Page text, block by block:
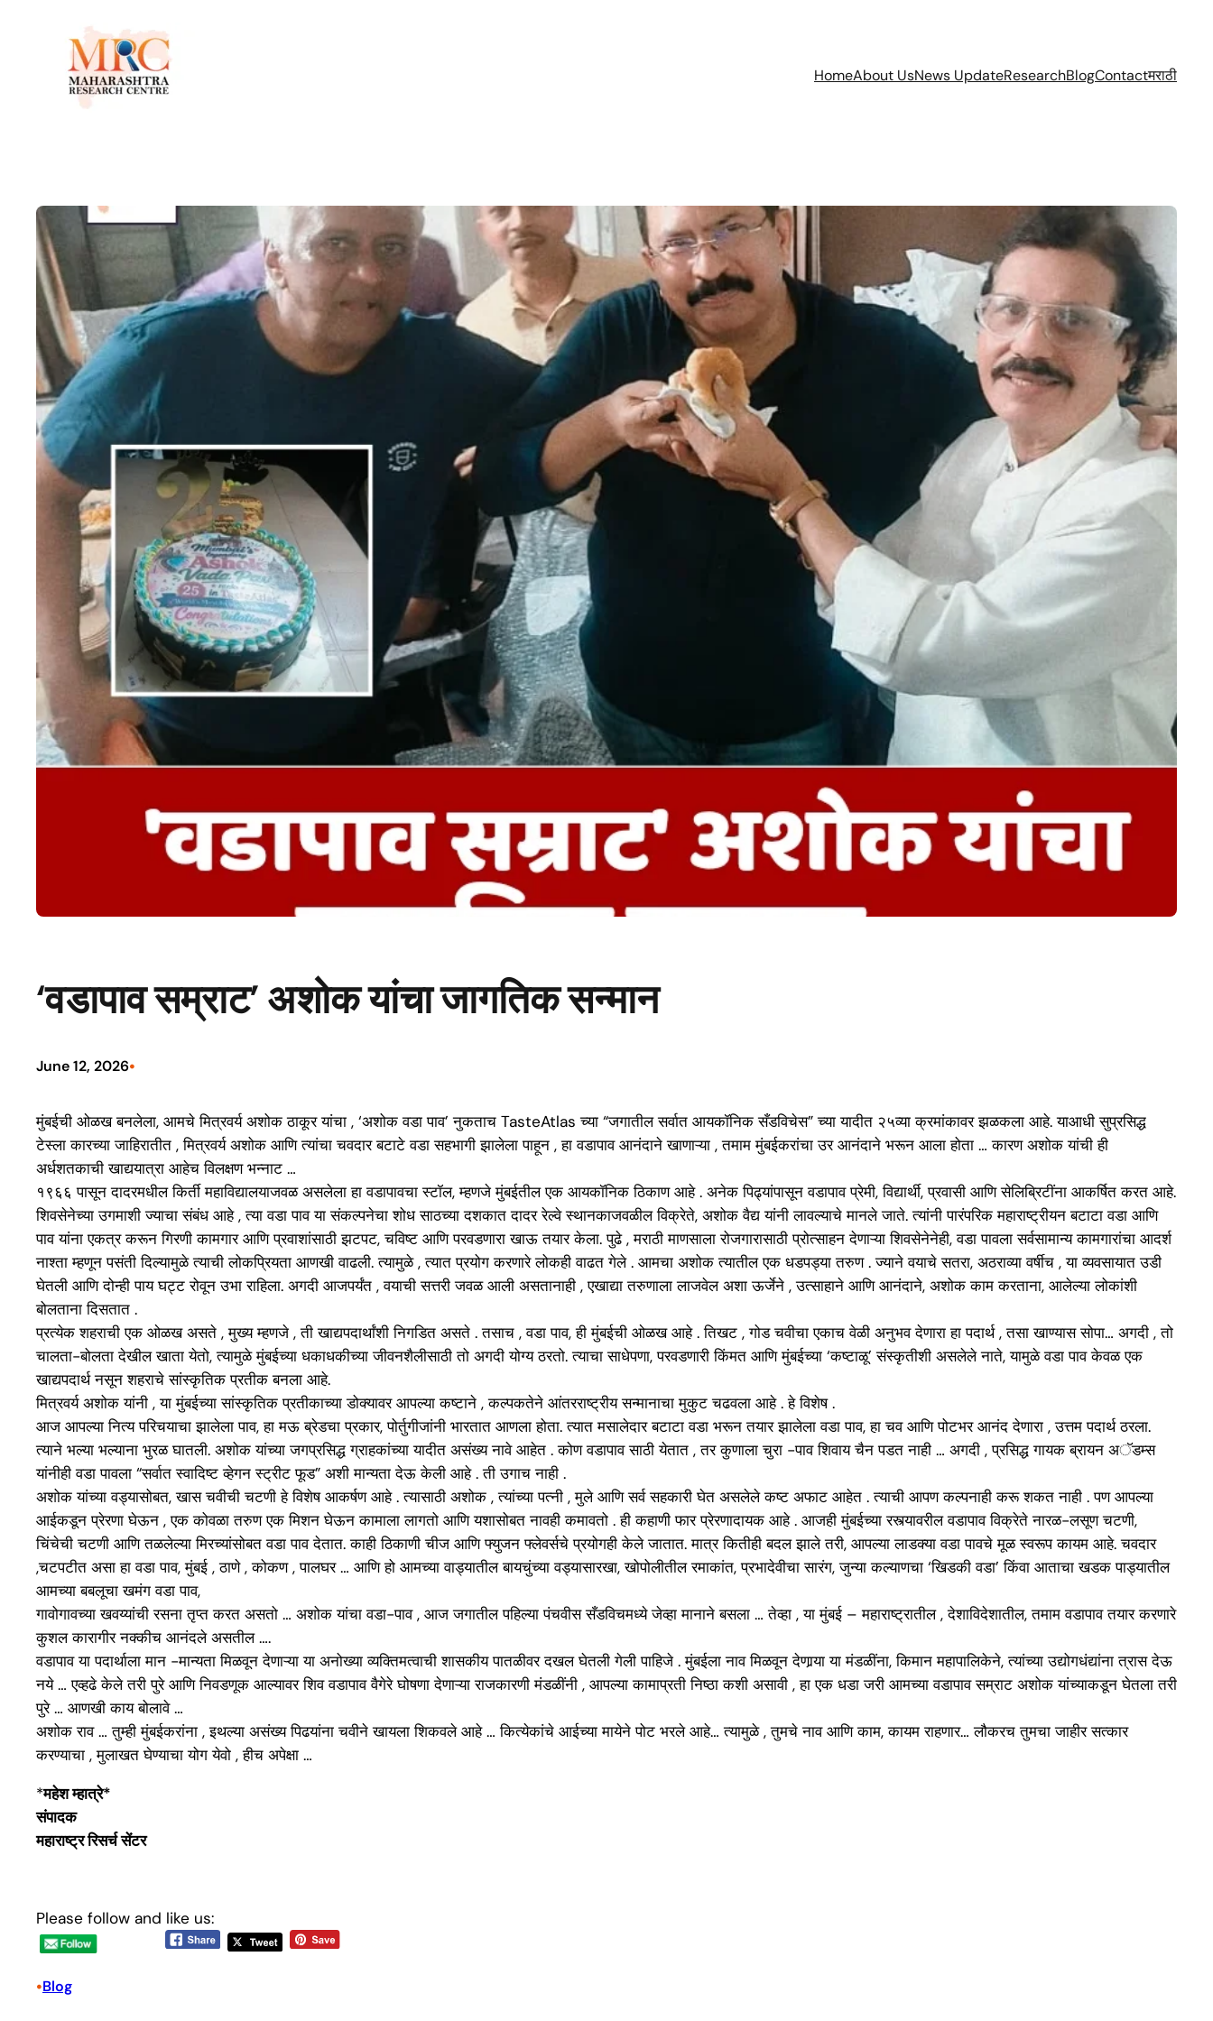
HomeAbout UsNews UpdateResearchBlogContactमराठी
‘वडापाव सम्राट’ अशोक यांचा जागतिक सन्मान
June 12, 2026•
मुंबईची ओळख बनलेला, आमचे मित्रवर्य अशोक ठाकूर यांचा , ‘अशोक वडा पाव’ नुकताच TasteAtlas च्या “जगातील सर्वात आयकॉनिक सँडविचेस” च्या यादीत २५व्या क्रमांकावर झळकला आहे. याआधी सुप्रसिद्ध
टेस्ला कारच्या जाहिरातीत , मित्रवर्य अशोक आणि त्यांचा चवदार बटाटे वडा सहभागी झालेला पाहून , हा वडापाव आनंदाने खाणाऱ्या , तमाम मुंबईकरांचा उर आनंदाने भरून आला होता … कारण अशोक यांची ही
अर्धशतकाची खाद्ययात्रा आहेच विलक्षण भन्नाट …
१९६६ पासून दादरमधील किर्ती महाविद्यालयाजवळ असलेला हा वडापावचा स्टॉल, म्हणजे मुंबईतील एक आयकॉनिक ठिकाण आहे . अनेक पिढ्यांपासून वडापाव प्रेमी, विद्यार्थी, प्रवासी आणि सेलिब्रिटींना आकर्षित करत आहे.
शिवसेनेच्या उगमाशी ज्याचा संबंध आहे , त्या वडा पाव या संकल्पनेचा शोध साठच्या दशकात दादर रेल्वे स्थानकाजवळील विक्रेते, अशोक वैद्य यांनी लावल्याचे मानले जाते. त्यांनी पारंपरिक महाराष्ट्रीयन बटाटा वडा आणि
पाव यांना एकत्र करून गिरणी कामगार आणि प्रवाशांसाठी झटपट, चविष्ट आणि परवडणारा खाऊ तयार केला. पुढे , मराठी माणसाला रोजगारासाठी प्रोत्साहन देणाऱ्या शिवसेनेनेही, वडा पावला सर्वसामान्य कामगारांचा आदर्श
नाश्ता म्हणून पसंती दिल्यामुळे त्याची लोकप्रियता आणखी वाढली. त्यामुळे , त्यात प्रयोग करणारे लोकही वाढत गेले . आमचा अशोक त्यातील एक धडपड्या तरुण . ज्याने वयाचे सतरा, अठराव्या वर्षीच , या व्यवसायात उडी
घेतली आणि दोन्ही पाय घट्ट रोवून उभा राहिला. अगदी आजपर्यंत , वयाची सत्तरी जवळ आली असतानाही , एखाद्या तरुणाला लाजवेल अशा ऊर्जेने , उत्साहाने आणि आनंदाने, अशोक काम करताना, आलेल्या लोकांशी
बोलताना दिसतात .
प्रत्येक शहराची एक ओळख असते , मुख्य म्हणजे , ती खाद्यपदार्थांशी निगडित असते . तसाच , वडा पाव, ही मुंबईची ओळख आहे . तिखट , गोड चवीचा एकाच वेळी अनुभव देणारा हा पदार्थ , तसा खाण्यास सोपा… अगदी , तो
चालता-बोलता देखील खाता येतो, त्यामुळे मुंबईच्या धकाधकीच्या जीवनशैलीसाठी तो अगदी योग्य ठरतो. त्याचा साधेपणा, परवडणारी किंमत आणि मुंबईच्या ‘कष्टाळू’ संस्कृतीशी असलेले नाते, यामुळे वडा पाव केवळ एक
खाद्यपदार्थ नसून शहराचे सांस्कृतिक प्रतीक बनला आहे.
मित्रवर्य अशोक यांनी , या मुंबईच्या सांस्कृतिक प्रतीकाच्या डोक्यावर आपल्या कष्टाने , कल्पकतेने आंतरराष्ट्रीय सन्मानाचा मुकुट चढवला आहे . हे विशेष .
आज आपल्या नित्य परिचयाचा झालेला पाव, हा मऊ ब्रेडचा प्रकार, पोर्तुगीजांनी भारतात आणला होता. त्यात मसालेदार बटाटा वडा भरून तयार झालेला वडा पाव, हा चव आणि पोटभर आनंद देणारा , उत्तम पदार्थ ठरला.
त्याने भल्या भल्याना भुरळ घातली. अशोक यांच्या जगप्रसिद्ध ग्राहकांच्या यादीत असंख्य नावे आहेत . कोण वडापाव साठी येतात , तर कुणाला चुरा -पाव शिवाय चैन पडत नाही … अगदी , प्रसिद्ध गायक ब्रायन अॅडम्स
यांनीही वडा पावला “सर्वात स्वादिष्ट व्हेगन स्ट्रीट फूड” अशी मान्यता देऊ केली आहे . ती उगाच नाही .
अशोक यांच्या वड्यासोबत, खास चवीची चटणी हे विशेष आकर्षण आहे . त्यासाठी अशोक , त्यांच्या पत्नी , मुले आणि सर्व सहकारी घेत असलेले कष्ट अफाट आहेत . त्याची आपण कल्पनाही करू शकत नाही . पण आपल्या
आईकडून प्रेरणा घेऊन , एक कोवळा तरुण एक मिशन घेऊन कामाला लागतो आणि यशासोबत नावही कमावतो . ही कहाणी फार प्रेरणादायक आहे . आजही मुंबईच्या रस्त्यावरील वडापाव विक्रेते नारळ-लसूण चटणी,
चिंचेची चटणी आणि तळलेल्या मिरच्यांसोबत वडा पाव देतात. काही ठिकाणी चीज आणि फ्युजन फ्लेवर्सचे प्रयोगही केले जातात. मात्र कितीही बदल झाले तरी, आपल्या लाडक्या वडा पावचे मूळ स्वरूप कायम आहे. चवदार
,चटपटीत असा हा वडा पाव, मुंबई , ठाणे , कोकण , पालघर … आणि हो आमच्या वाड्यातील बायचुंच्या वड्यासारखा, खोपोलीतील रमाकांत, प्रभादेवीचा सारंग, जुन्या कल्याणचा ‘खिडकी वडा’ किंवा आताचा खडक पाड्यातील
आमच्या बबलूचा खमंग वडा पाव,
गावोगावच्या खवय्यांची रसना तृप्त करत असतो … अशोक यांचा वडा-पाव , आज जगातील पहिल्या पंचवीस सँडविचमध्ये जेव्हा मानाने बसला … तेव्हा , या मुंबई – महाराष्ट्रातील , देशाविदेशातील, तमाम वडापाव तयार करणारे
कुशल कारागीर नक्कीच आनंदले असतील ….
वडापाव या पदार्थाला मान -मान्यता मिळवून देणाऱ्या या अनोख्या व्यक्तिमत्वाची शासकीय पातळीवर दखल घेतली गेली पाहिजे . मुंबईला नाव मिळवून देणार्‍या या मंडळींना, किमान महापालिकेने, त्यांच्या उद्योगधंद्यांना त्रास देऊ
नये … एव्हढे केले तरी पुरे आणि निवडणूक आल्यावर शिव वडापाव वैगेरे घोषणा देणाऱ्या राजकारणी मंडळींनी , आपल्या कामाप्रती निष्ठा कशी असावी , हा एक धडा जरी आमच्या वडापाव सम्राट अशोक यांच्याकडून घेतला तरी
पुरे … आणखी काय बोलावे …
अशोक राव … तुम्ही मुंबईकरांना , इथल्या असंख्य पिढयांना चवीने खायला शिकवले आहे … कित्येकांचे आईच्या मायेने पोट भरले आहे… त्यामुळे , तुमचे नाव आणि काम, कायम राहणार… लौकरच तुमचा जाहीर सत्कार
करण्याचा , मुलाखत घेण्याचा योग येवो , हीच अपेक्षा …
*महेश म्हात्रे*
संपादक
महाराष्ट्र रिसर्च सेंटर
Please follow and like us:
•Blog